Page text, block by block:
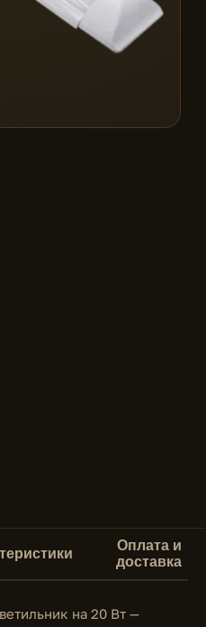
Оплата и
доставка
на 20 Вт —